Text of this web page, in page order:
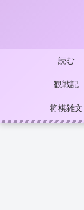
読む
観戦記
将棋雑文